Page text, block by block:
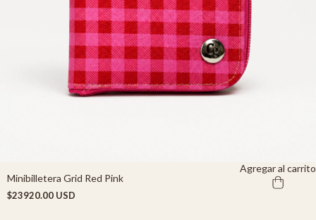
Minibilletera Grid Red Pink
$23920.00 USD
Agregar al carrito